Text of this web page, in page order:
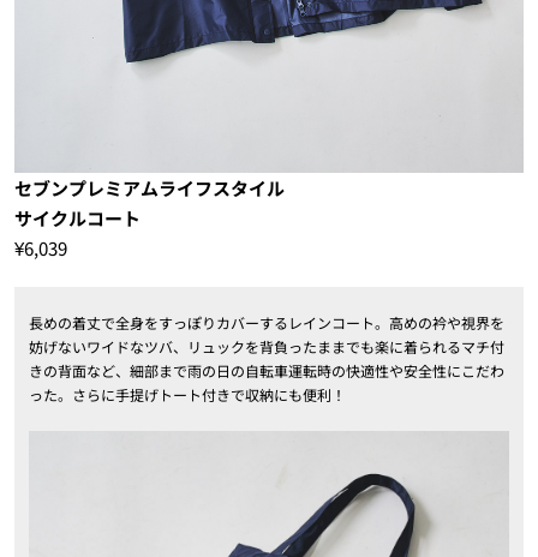
セブンプレミアムライフスタイル
サイクルコート
¥6,039
長めの着丈で全身をすっぽりカバーするレインコート。高めの衿や視界を
妨げないワイドなツバ、リュックを背負ったままでも楽に着られるマチ付
きの背面など、細部まで雨の日の自転車運転時の快適性や安全性にこだわ
った。さらに手提げトート付きで収納にも便利！